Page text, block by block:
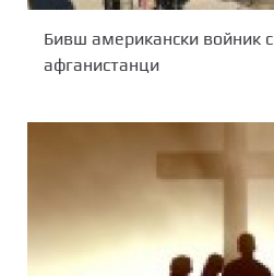
Бивш американски войник
афганистанци